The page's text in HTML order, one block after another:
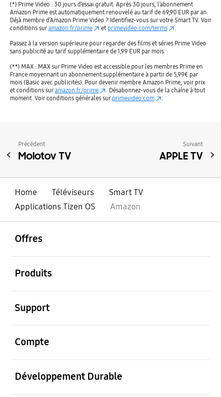
(*) Prime Video : 30 jours d’essai gratuit. Après 30 jours, l’abonnement
Amazon Prime est automatiquement renouvelé au tarif de 69,90 EUR par an.
Déjà membre d’Amazon Prime Video ? Identifiez-vous sur votre Smart TV. Voir
conditions suramazon.fr/prime et primevideo.com/terms .
Passez à la version supérieure pour regarder des films et séries Prime Video
sans publicité au tarif supplémentaire de 1,99 EUR par mois.
(**) MAX : MAX sur Prime Video est accessible pour les membres Prime en
France moyennant un abonnement supplémentaire à partir de 5,99€ par
mois (Basic avec publicités). Pour devenir membre Amazon Prime, voir prix
et conditions suramazon.fr/prime
. Désabonnez-vous de la chaîne à tout
moment. Voir conditions générales sur primevideo.com .
Précédent
Molotov TV
Suivant
APPLE TV
Home Téléviseurs
Smart TV
Applications Tizen OS
Amazon
Offres
Produits
Support
Compte
Développement Durable